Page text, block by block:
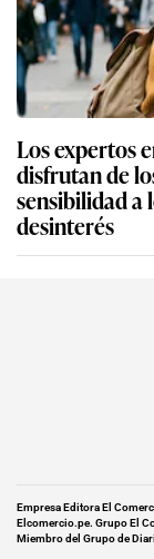
Los expertos
disfrutan de
sensibilidad a
desinterés
Empresa Editora El
Elcomercio.pe. Grupo El
Miembro del Grupo de